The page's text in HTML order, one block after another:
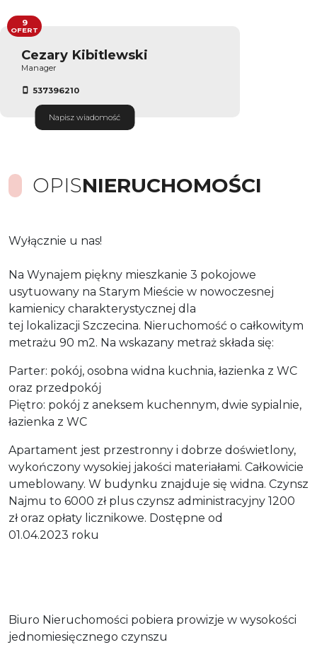
Cezary Kibitlewski
Manager
537396210
Napisz wiadomość
9
OFERT
OPISNIERUCHOMOŚCI
Wyłącznie u nas!
Na Wynajem piękny mieszkanie 3 pokojowe
usytuowany na Starym Mieście w nowoczesnej
kamienicy charakterystycznej dla
tej lokalizacji Szczecina. Nieruchomość o całkowitym
metrażu 90 m2. Na wskazany metraż składa się:
Parter: pokój, osobna widna kuchnia, łazienka z WC
oraz przedpokój
Piętro: pokój z aneksem kuchennym, dwie sypialnie,
łazienka z WC
Apartament jest przestronny i dobrze doświetlony,
wykończony wysokiej jakości materiałami. Całkowicie
umeblowany. W budynku znajduje się widna. Czynsz
Najmu to 6000 zł plus czynsz administracyjny 1200
zł oraz opłaty licznikowe. Dostępne od
01.04.2023 roku
Biuro Nieruchomości pobiera prowizje w wysokości
jednomiesięcznego czynszu